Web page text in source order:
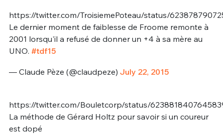
https://twitter.com/TroisiemePoteau/status/
Le dernier moment de faiblesse de Froome remonte à
2001 lorsqu'il a refusé de donner un +4 à sa mère au
UNO. #tdf15
— Claude Pèze (@claudpeze) July 22, 2015
https://twitter.com/Bouletcorp/status/
La méthode de Gérard Holtz pour savoir si un coureur
est dopé